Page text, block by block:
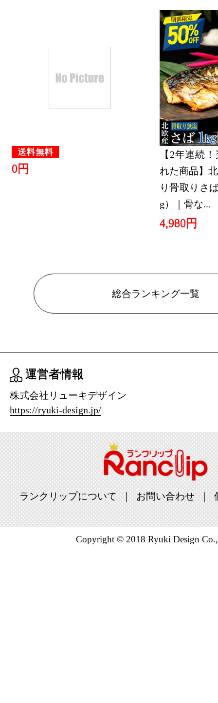
送料無料
0円
【2年連続
れた商品】
り骨取りさ
g）｜骨な...
4,980円
総合ランキング一覧
運営者情報
株式会社リューキデザイン
https://ryuki-design.jp/
ランクリップについて お問い合わせ
Copyright © 2018 Ryuki Design